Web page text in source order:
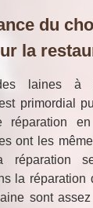
du
la
laines à
primordial
réparation
ont les
la réparation
sont